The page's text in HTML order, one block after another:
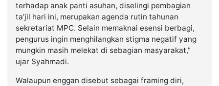
terhadap anak panti asuhan, diselingi pembagian
ta’jil hari ini, merupakan agenda rutin tahunan
sekretariat MPC. Selain memaknai esensi berbagi,
pengurus ingin menghilangkan stigma negatif yang
mungkin masih melekat di sebagian masyarakat,”
ujar Syahmadi.
Walaupun enggan disebut sebagai framing diri,